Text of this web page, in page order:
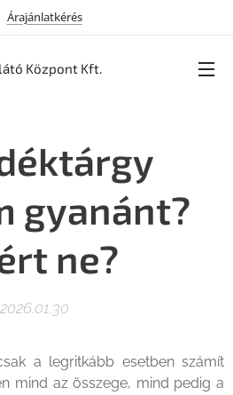
Árajánlatkérés
Központ Kft.
gyanánt?
ne?
2026.01.30
a legritkább esetben számít
mind az összege, mind pedig a